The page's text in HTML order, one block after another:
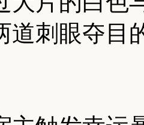
道刺眼夺目